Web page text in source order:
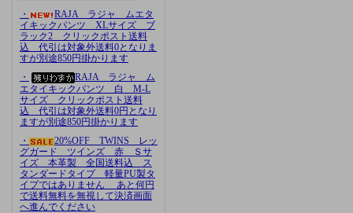
・
RAJA ラジャ ムエタ
イキックパンツ XLサイズ ブ
ラック2 クリックポスト送料
込 代引は対象外送料0となりま
すが別途850円掛かります
・
RAJA ラジャ ム
エタイキックパンツ 白 M-L
サイズ クリックポスト送料
込 代引は対象外送料0円となり
ますが別途850円掛かります
・
20%OFF TWINS レッ
グガード ツインズ 赤 Ｓサ
イズ 本革製 全国送料込 ス
タンダードタイプ 軽量PU製タ
イプではありません あと何円
で送料無料を無視して決済画面
へ進んでください